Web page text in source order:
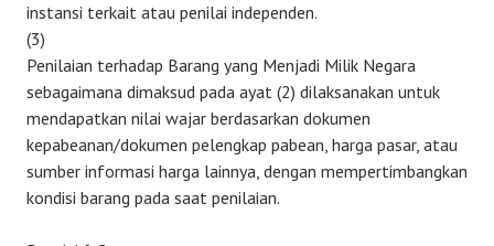
instansi terkait atau penilai independen.
(3)
Penilaian terhadap Barang yang Menjadi Milik Negara
sebagaimana dimaksud pada ayat (2) dilaksanakan untuk
mendapatkan nilai wajar berdasarkan dokumen
kepabeanan/dokumen pelengkap pabean, harga pasar, atau
sumber informasi harga lainnya, dengan mempertimbangkan
kondisi barang pada saat penilaian.